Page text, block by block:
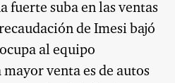
fuerte suba en las ventas
de Imesi bajó
al equipo
venta es de autos